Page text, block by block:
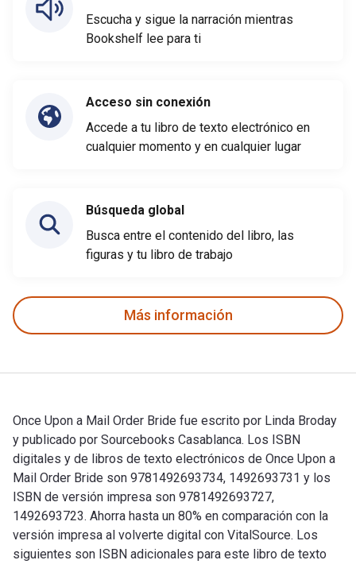
Escucha y sigue la narración mientras
Bookshelf lee para ti
Acceso sin conexión
Accede a tu libro de texto electrónico en
cualquier momento y en cualquier lugar
Búsqueda global
Busca entre el contenido del libro, las
figuras y tu libro de trabajo
Más información
Once Upon a Mail Order Bride fue escrito por Linda Broday
y publicado por Sourcebooks Casablanca. Los ISBN
digitales y de libros de texto electrónicos de Once Upon a
Mail Order Bride son 9781492693734, 1492693731 y los
ISBN de versión impresa son 9781492693727,
1492693723. Ahorra hasta un 80% en comparación con la
versión impresa al volverte digital con VitalSource. Los
siguientes son ISBN adicionales para este libro de texto